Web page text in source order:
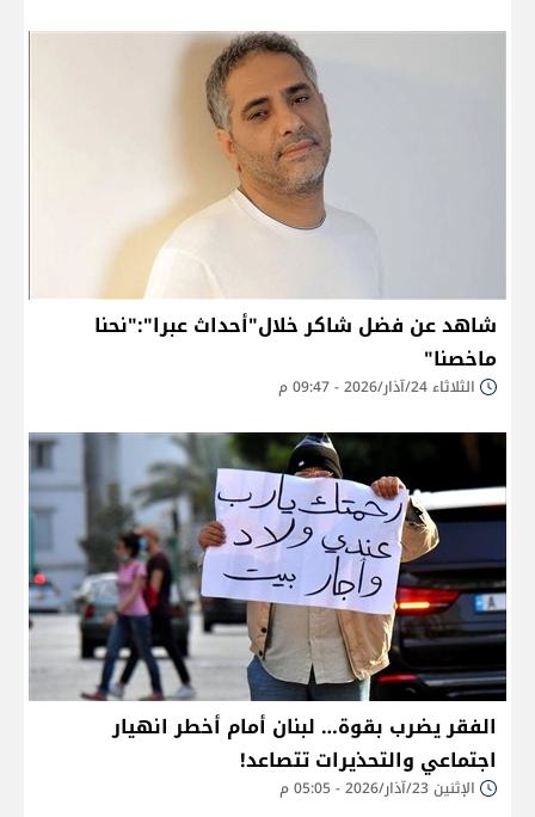
شاهد عن فضل شاكر خلال"أحداث عبرا":"نحنا
ماخصنا"
الثلاثاء 24/آذار/2026 - 09:47 م
الفقر يضرب بقوة… لبنان أمام أخطر انهيار
اجتماعي والتحذيرات تتصاعد!
الإثنين 23/آذار/2026 - 05:05 م